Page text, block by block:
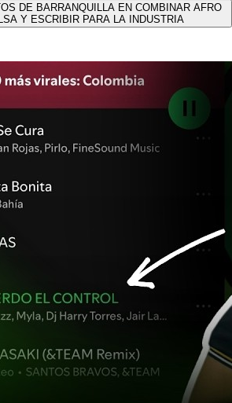
DE BARRANQUILLA EN COMBINAR AFRO
Y ESCRIBIR PARA LA INDUSTRIA